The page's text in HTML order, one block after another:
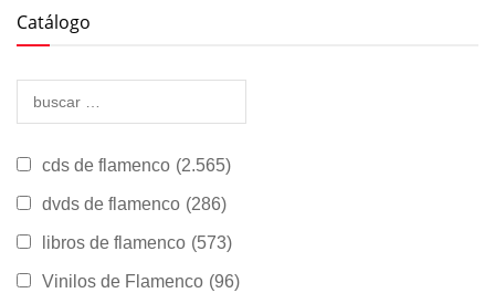
Catálogo
cds de flamenco (2.565)
dvds de flamenco (286)
libros de flamenco (573)
Vinilos de Flamenco (96)